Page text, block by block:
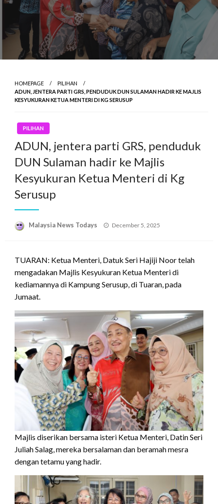
HOMEPAGE
PILIHAN
ADUN, JENTERA PARTI GRS, PENDUDUK DUN SULAMAN HADIR KE MAJLIS
KESYUKURAN KETUA MENTERI DI KG SERUSUP
PILIHAN
ADUN, jentera parti GRS, penduduk
DUN Sulaman hadir ke Majlis
Kesyukuran Ketua Menteri di Kg
Serusup
Malaysia News Todays
Posted
December 5, 2025
TUARAN: Ketua Menteri, Datuk Seri Hajiji Noor telah
mengadakan Majlis Kesyukuran Ketua Menteri di
kediamannya di Kampung Serusup, di Tuaran, pada
Jumaat.
Majlis diserikan bersama isteri Ketua Menteri, Datin Seri
Juliah Salag, mereka bersalaman dan beramah mesra
dengan tetamu yang hadir.